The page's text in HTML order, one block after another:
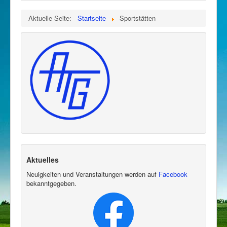
Aktuelle Seite: Startseite Sportstätten
Aktuelles
Neuigkeiten und Veranstaltungen werden auf Facebook
bekanntgegeben.